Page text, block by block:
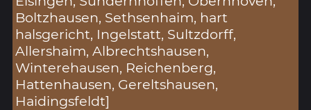
Boltzhausen, Sethsenhaim, hart
halsgericht, Ingelstatt, Sultzdorff,
Allershaim, Albrechtshausen,
Winterehausen, Reichenberg,
Hattenhausen, Gereltshausen,
Haidingsfeldt]